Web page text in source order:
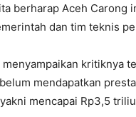
berharap Aceh
dan tim teknis
menyampaikan kritiknya
mendapatkan
mencapai Rp3,5